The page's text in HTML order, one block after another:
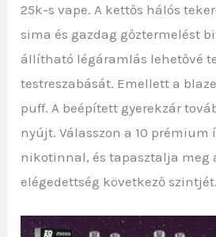
25k-s vape. A kettős hálós
sima és gazdag gőztermelést
állítható légáramlás lehetővé
testreszabását. Emellett a blaze
puff. A beépített gyerekzár
nyújt. Válasszon a 10 prémium
nikotinnal, és tapasztalja meg
elégedettség következő szintjét.